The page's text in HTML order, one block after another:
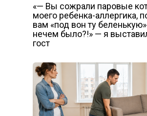
«— Вы сожрали паровые
моего ребенка-аллергика,
вам «под вон ту
нечем было?!» — я
гост